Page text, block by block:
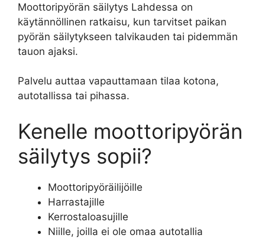
Moottoripyörän säilytys Lahdessa on
käytännöllinen ratkaisu, kun tarvitset paikan
pyörän säilytykseen talvikauden tai pidemmän
tauon ajaksi.
Palvelu auttaa vapauttamaan tilaa kotona,
autotallissa tai pihassa.
Kenelle moottoripyörän
säilytys sopii?
Moottoripyöräilijöille
Harrastajille
Kerrostaloasujille
Niille, joilla ei ole omaa autotallia